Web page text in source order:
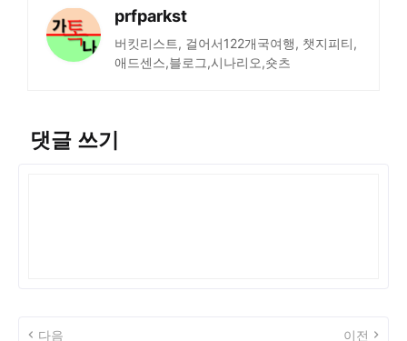
prfparkst
버킷리스트, 걸어서122개국여행, 챗지피티,
애드센스,블로그,시나리오,숏츠
댓글 쓰기
다음 이전